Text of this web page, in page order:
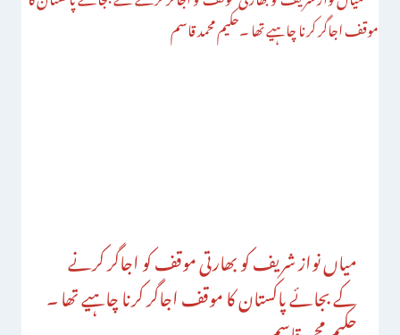
میاں نواز شریف کو بھارتی موقف کو اجاگر کرنے
کے بجائے پاکستان کا موقف اجاگر کرنا چاہیے تھا ۔